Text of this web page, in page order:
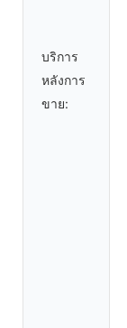
บริการ
หลังการ
ขาย: